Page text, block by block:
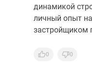
динамикой
личный опыт
застройщиком
0 0